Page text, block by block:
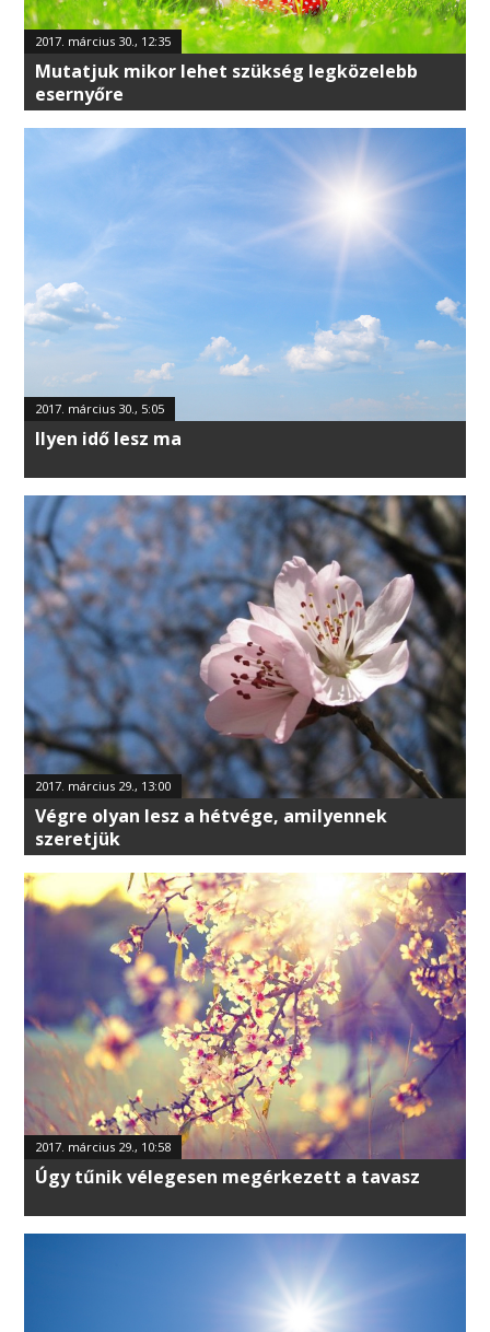
2017. március 30., 12:35
Mutatjuk mikor lehet szükség legközelebb
esernyőre
2017. március 30., 5:05
Ilyen idő lesz ma
2017. március 29., 13:00
Végre olyan lesz a hétvége, amilyennek
szeretjük
2017. március 29., 10:58
Úgy tűnik vélegesen megérkezett a tavasz